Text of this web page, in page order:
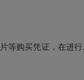
购买凭证，在进